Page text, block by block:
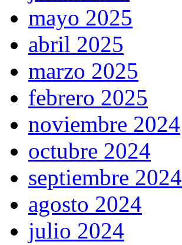
mayo 2025
abril 2025
marzo 2025
febrero 2025
noviembre 2024
octubre 2024
septiembre 2024
agosto 2024
julio 2024